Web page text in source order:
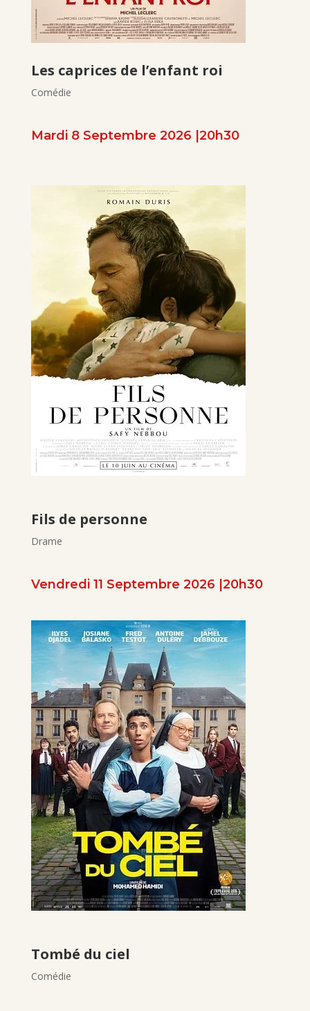
Les caprices de l’enfant roi
Comédie
Mardi 8 Septembre 2026 |20h30
Fils de personne
Drame
Vendredi 11 Septembre 2026 |20h30
Tombé du ciel
Comédie